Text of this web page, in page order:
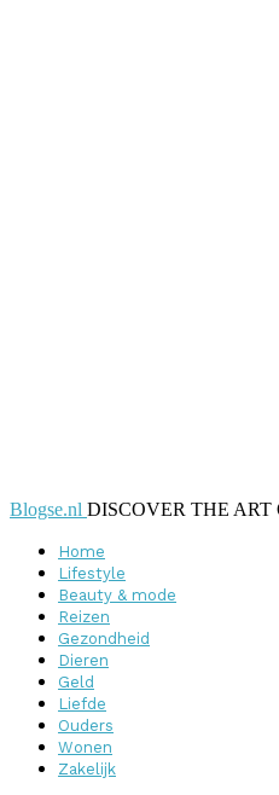
Blogse.nl DISCOVER THE ART
Home
Lifestyle
Beauty & mode
Reizen
Gezondheid
Dieren
Geld
Liefde
Ouders
Wonen
Zakelijk